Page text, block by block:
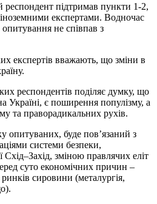
підтримав пункти 1-2,
експертами. Водночас
не співпав з
експертів вважають, що зміни в
респондентів поділяє думку, що
Україні, є поширення популізму, а
та праворадикальних рухів.
опитуваних, буде пов’язаний з
системи безпеки,
Схід–Захід, зміною правлячих еліт
суто економічних причин –
ринків сировини (металургія,